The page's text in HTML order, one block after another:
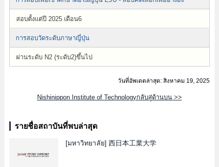
สอบตั้งแต่ปี 2025 เดือน6
การสอบวัดระดับภาษาญี่ปุ่น
ผ่านระดับ N2 (ระดับ2)ขึ้นไป
วันที่อัพเดตล่าสุด: สิงหาคม 19, 2025
Nishinippon Institute of Technologyกลับสู่ด้านบน >>
รายชื่อสถาบันที่พบล่าสุด
[มหาวิทยาลัย] 西日本工業大学